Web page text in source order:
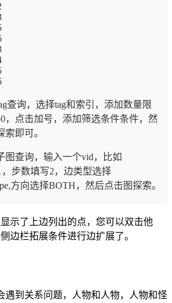
查询，选择tag和索引，添加数量限
，点击加号，添加筛选条件条件，然
索即可。
图查询，输入一个vid，比如
，步数填写2，边类型选择
方向选择BOTH，然后点击图探索。
示了上边列出的点，您可以双击他
边栏拓展条件进行边扩展了。
遇到关系问题，人物和人物，人物和怪